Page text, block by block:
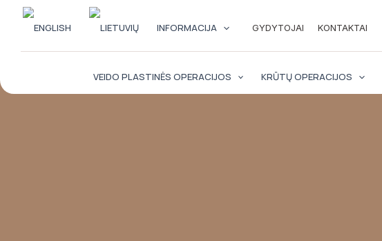
Pereiti
INFORMACIJA GYDYTOJAI KONTAKTAI
VEIDO PLASTINĖS OPERACIJOS KRŪTŲ OPERACIJOS